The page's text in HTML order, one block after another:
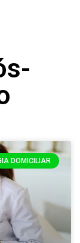
DOMICILIAR